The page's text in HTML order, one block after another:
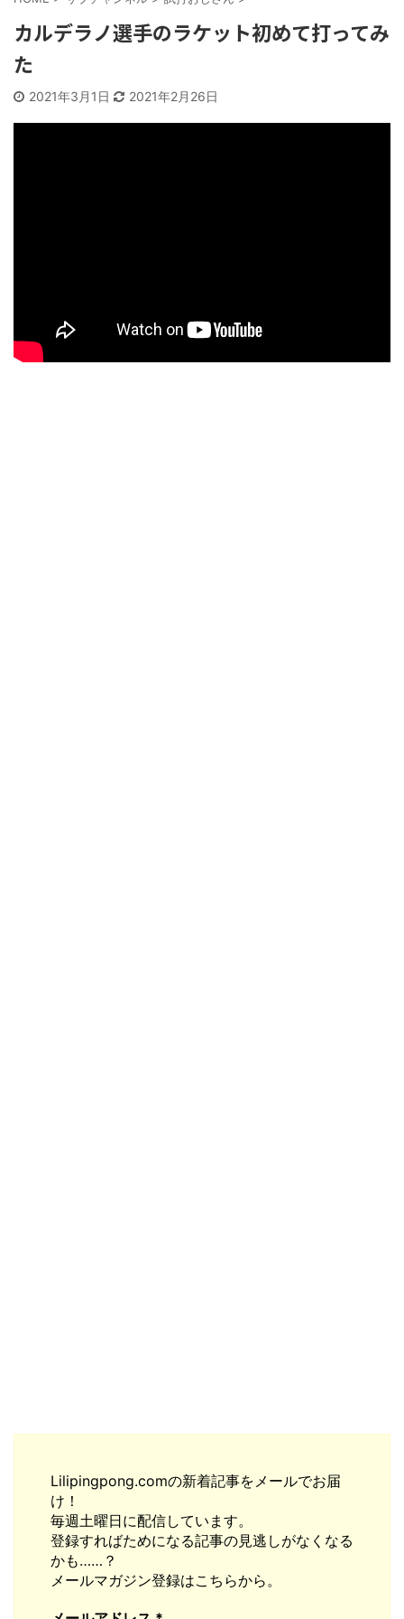
カルデラノ選手のラケット初めて打ってみ
た
2021年3月1日 2021年2月26日
Lilipingpong.comの新着記事をメールでお届
け！
毎週土曜日に配信しています。
登録すればためになる記事の見逃しがなくなる
かも……？
メールマガジン登録はこちらから。